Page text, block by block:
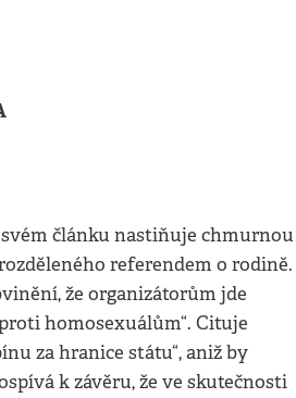
článku nastiňuje chmurnou
referendem o rodině.
že organizátorům jde
homosexuálům“. Cituje
za hranice státu“, aniž by
k závěru, že ve skutečnosti